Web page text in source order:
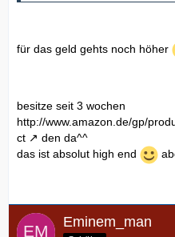
für das geld gehts noch höher
besitze seit 3 wochen
http://www.amazon.de/gp/
ct
den da^^
das ist absolut high end
Eminem_man